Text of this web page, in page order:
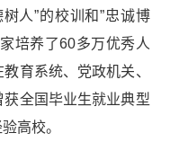
人”的校训和”忠诚博
培养了60多万优秀人
育系统、党政机关、
全国毕业生就业典型
高校。